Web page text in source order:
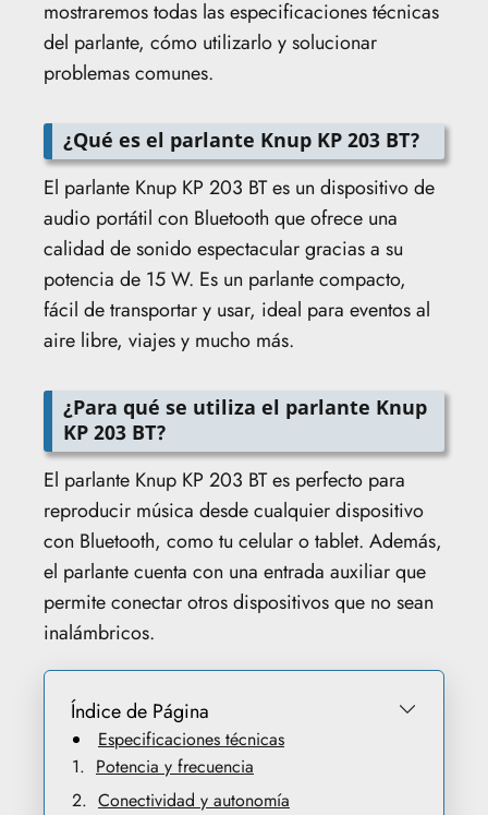
mostraremos todas las especificaciones técnicas
del parlante, cómo utilizarlo y solucionar
problemas comunes.
¿Qué es el parlante Knup KP 203 BT?
El parlante Knup KP 203 BT es un dispositivo de
audio portátil con Bluetooth que ofrece una
calidad de sonido espectacular gracias a su
potencia de 15 W. Es un parlante compacto,
fácil de transportar y usar, ideal para eventos al
aire libre, viajes y mucho más.
¿Para qué se utiliza el parlante Knup
KP 203 BT?
El parlante Knup KP 203 BT es perfecto para
reproducir música desde cualquier dispositivo
con Bluetooth, como tu celular o tablet. Además,
el parlante cuenta con una entrada auxiliar que
permite conectar otros dispositivos que no sean
inalámbricos.
Índice de Página
Especificaciones técnicas
Potencia y frecuencia
Conectividad y autonomía